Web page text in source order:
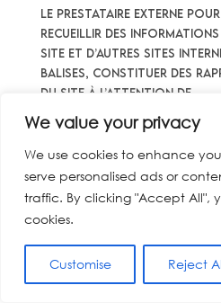
We value your privacy
We use cookies to enhance
serve personalised ads or
traffic. By clicking "Accept All",
cookies.
Customise Reject
Le prestataire externe
recueillir des
Site et d’autres sites
balises, constituer des
du Site à l’attention de
services relatifs à
d’Internet.
10. Droit
attribution
juridiction.